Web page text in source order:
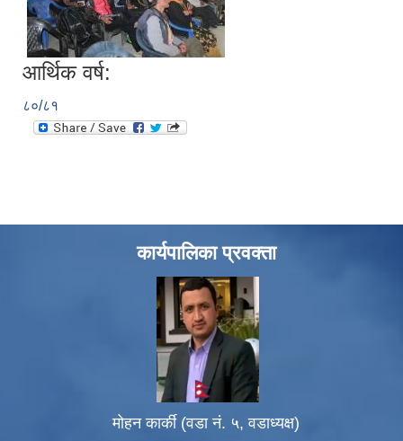
आर्थिक वर्ष:
८०/८१
कार्यपालिका प्रवक्ता
मोहन कार्की (वडा नं. ५, वडाध्यक्ष)